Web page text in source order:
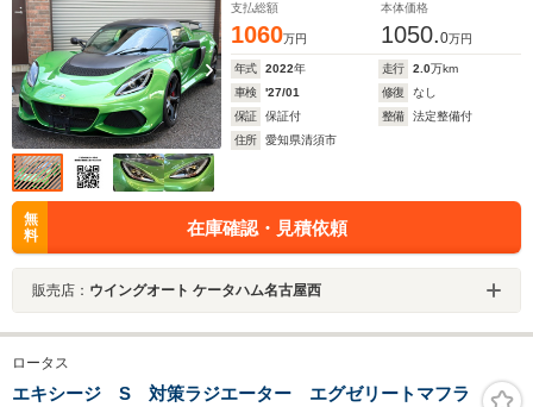
支払総額
1060万円
本体価格
1050.0万円
年式 2022年 走行 2.0万km
車検
'27/01 修復
なし
保証
保証付 整備
法定整備付
住所
愛知県清須市
無
料
在庫確認・見積依頼
販売店： ウイングオート ケータハム名古屋西
ロータス
エキシージ S 対策ラジエーター エグゼリートマフラ